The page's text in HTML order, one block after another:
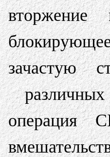
вторжение
зачастую
различных
операция